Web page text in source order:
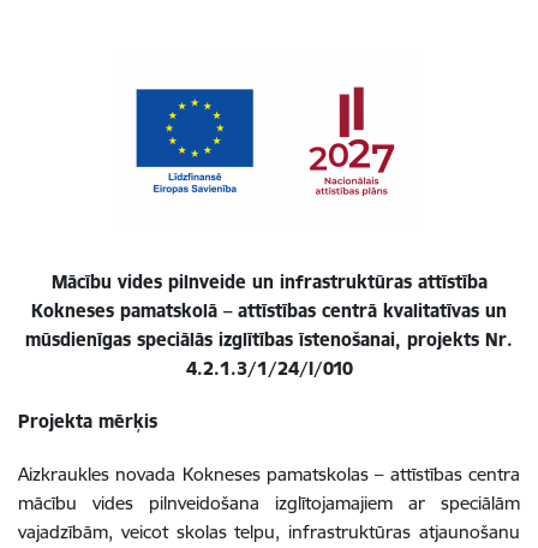
Mācību vides pilnveide un infrastruktūras attīstība
Kokneses pamatskolā – attīstības centrā kvalitatīvas un
mūsdienīgas speciālās izglītības īstenošanai, projekts Nr.
4.2.1.3/1/24/I/010
Projekta mērķis
Aizkraukles novada Kokneses pamatskolas – attīstības centra
mācību vides pilnveidošana izglītojamajiem ar speciālām
vajadzībām, veicot skolas telpu, infrastruktūras atjaunošanu